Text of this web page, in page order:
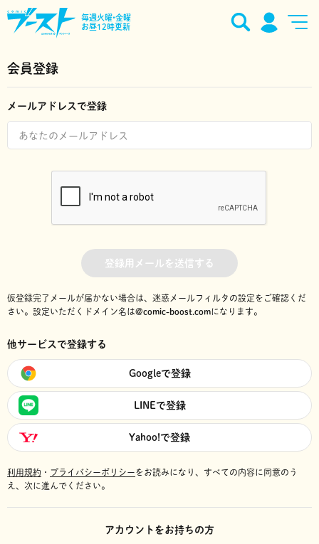
毎週火曜•金曜
お昼12時更新
会員登録
メールアドレスで登録
登録用メールを送信する
仮登録完了メールが届かない場合は、迷惑メールフィルタの設定をご確認くだ
さい。 設定いただくドメイン名は@comic-boost.comになります。
他サービスで登録する
Googleで登録
LINEで登録
Yahoo!で登録
利用規約 ・ プライバシーポリシーをお読みになり、 すべての内容に同意のう
え、次に進んでください。
アカウントをお持ちの方